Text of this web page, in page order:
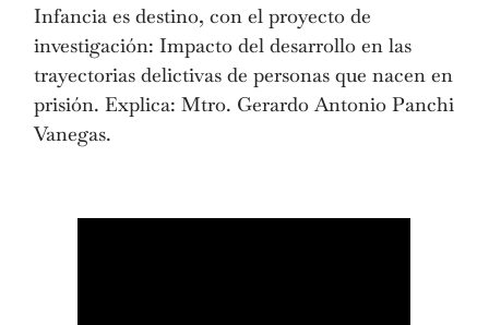
Infancia es destino, con el proyecto de
investigación: Impacto del desarrollo en las
trayectorias delictivas de personas que nacen en
prisión. Explica: Mtro. Gerardo Antonio Panchi
Vanegas.